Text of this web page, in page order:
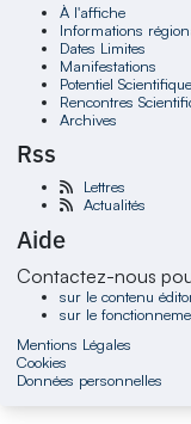
À l'affiche
Informations
Dates Limites
Manifestations
Potentiel Scientifique
Rencontres
Archives
Rss
Lettres
Actualités
Aide
Contactez-nous
sur le contenu
sur le
Mentions Légales
Cookies
Données personnelles